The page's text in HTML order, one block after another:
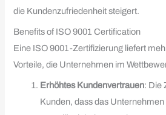
die Kundenzufriedenheit steigert.
Benefits of ISO 9001 Certification
Eine ISO 9001-Zertifizierung liefert
Vorteile, die Unternehmen im
Erhöhtes Kundenvertrauen: Die
Kunden, dass das Unternehmen